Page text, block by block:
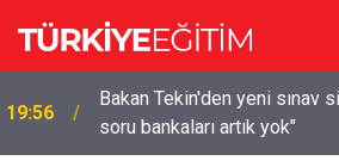
19:56
Bakan Tekin'den yeni sınav
soru bankaları artık yok"